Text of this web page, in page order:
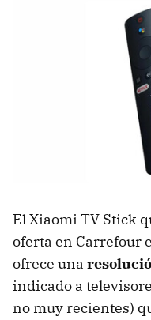
El Xiaomi TV Stick
oferta en Carrefour
ofrece una
indicado a
no muy recientes)